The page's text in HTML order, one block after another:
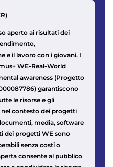
aperto ai risultati dei
e il lavoro con i giovani. I
WE-Real-World
awareness (Progetto
garantiscono
le risorse e gli
contesto dei progetti
media, software
dei progetti WE sono
senza costi o
consente al pubblico